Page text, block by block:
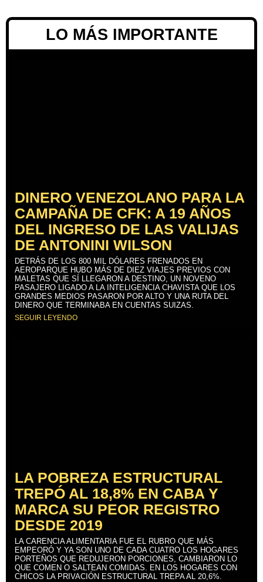
LO MÁS IMPORTANTE
DINERO VENEZOLANO PARA LA
CAMPAÑA DE CFK: A 19 AÑOS
DEL INGRESO DE LAS VALIJAS
DE ANTONINI WILSON
DETRÁS DE LOS 800 MIL DÓLARES FRENADOS EN
AEROPARQUE HUBO MÁS DE DIEZ VIAJES PREVIOS CON
MALETAS QUE SÍ LLEGARON A DESTINO, UN NOVENO
PASAJERO LIGADO A LA INTELIGENCIA CHAVISTA QUE LOS
GRANDES MEDIOS PASARON POR ALTO Y UNA RUTA DEL
DINERO QUE TERMINABA EN CUENTAS SUIZAS.
SEGUIR LEYENDO
LA POBREZA ESTRUCTURAL
TREPÓ AL 18,8% EN CABA Y
MARCA SU PEOR REGISTRO
DESDE 2019
LA CARENCIA ALIMENTARIA FUE EL RUBRO QUE MÁS
EMPEORÓ Y YA SON UNO DE CADA CUATRO LOS HOGARES
PORTEÑOS QUE REDUJERON PORCIONES, CAMBIARON LO
QUE COMEN O SALTEAN COMIDAS. EN LOS HOGARES CON
CHICOS LA PRIVACIÓN ESTRUCTURAL TREPA AL 20,6%.